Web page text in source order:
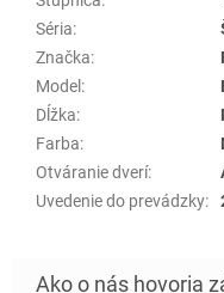
Séria:
Značka:
Model:
Dĺžka:
Farba:
Otváranie dverí:
Uvedenie do prevádzky: